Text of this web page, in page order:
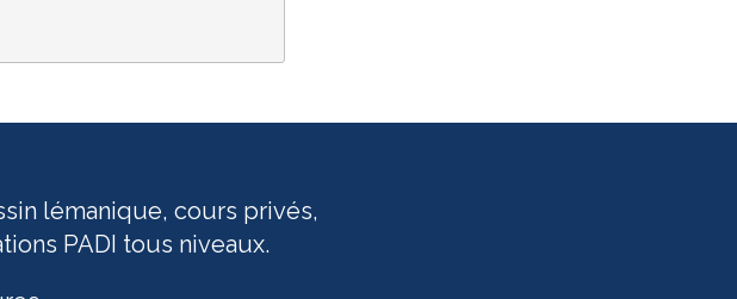
lémanique, cours privés,
PADI tous niveaux.